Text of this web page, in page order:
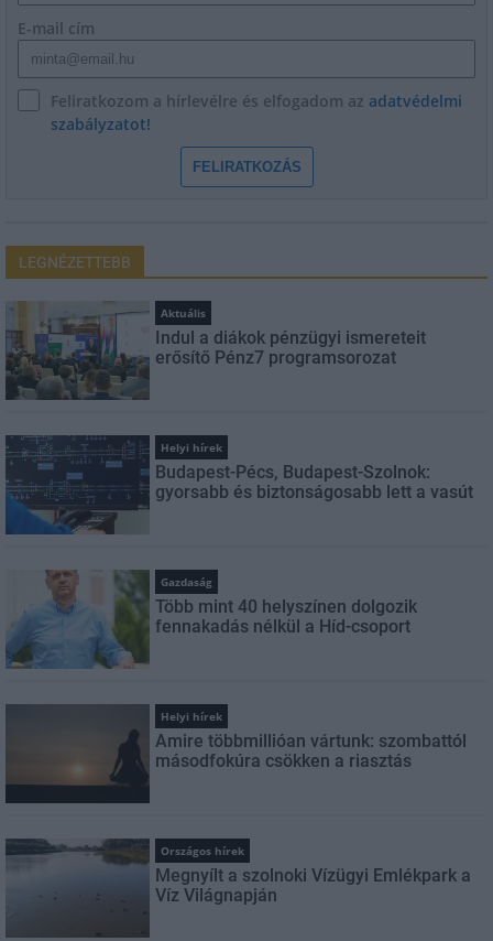
E-mail cím
Feliratkozom a hírlevélre és elfogadom az adatvédelmi
szabályzatot!
FELIRATKOZÁS
LEGNÉZETTEBB
Aktuális
Indul a diákok pénzügyi ismereteit
erősítő Pénz7 programsorozat
Helyi hírek
Budapest-Pécs, Budapest-Szolnok:
gyorsabb és biztonságosabb lett a vasút
Gazdaság
Több mint 40 helyszínen dolgozik
fennakadás nélkül a Híd-csoport
Helyi hírek
Amire többmillióan vártunk: szombattól
másodfokúra csökken a riasztás
Országos hírek
Megnyílt a szolnoki Vízügyi Emlékpark a
Víz Világnapján